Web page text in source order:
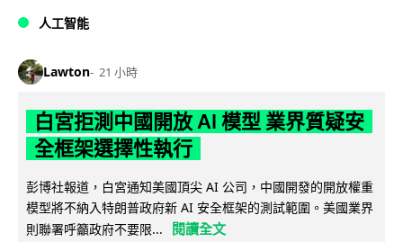
人工智能
Lawton 21 小時
白宮拒測中國開放 AI 模型 業界質疑安
全框架選擇性執行
彭博社報道，白宮通知美國頂尖 AI 公司，中國開發的開放權重
模型將不納入特朗普政府新 AI 安全框架的測試範圍。美國業界
則聯署呼籲政府不要限...
閱讀全文